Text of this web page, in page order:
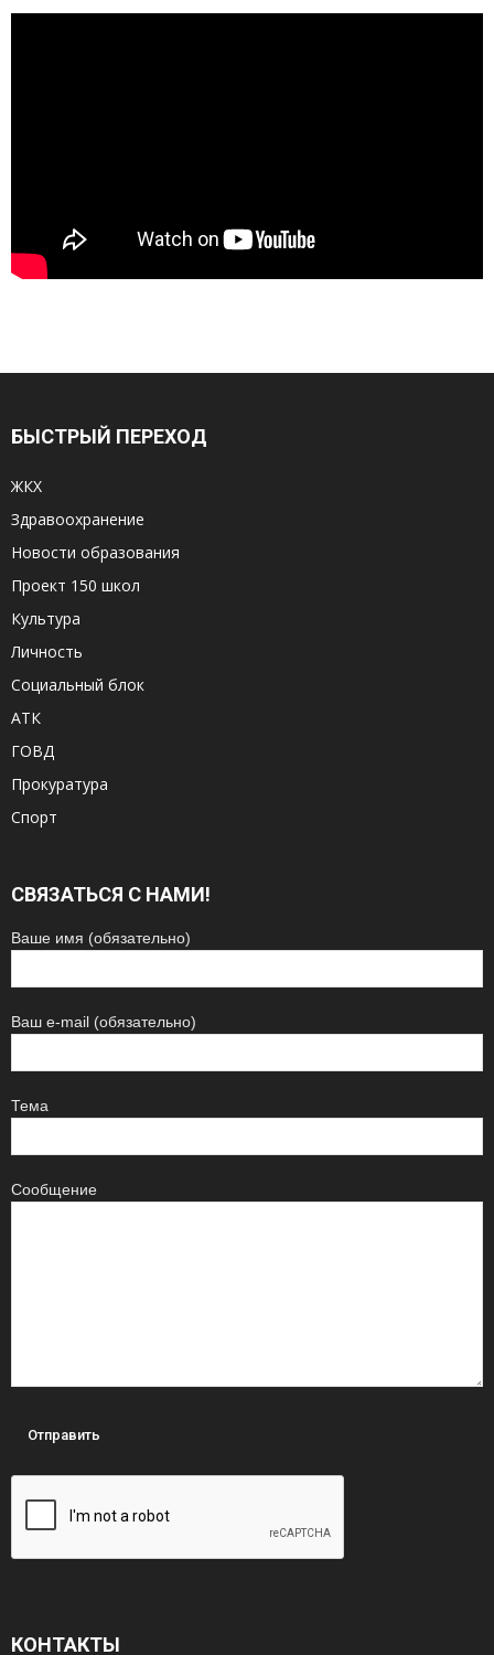
БЫСТРЫЙ ПЕРЕХОД
ЖКХ
Здравоохранение
Новости образования
Проект 150 школ
Культура
Личность
Социальный блок
АТК
ГОВД
Прокуратура
Спорт
СВЯЗАТЬСЯ С НАМИ!
Ваше имя (обязательно)
Ваш e-mail (обязательно)
Тема
Сообщение
КОНТАКТЫ